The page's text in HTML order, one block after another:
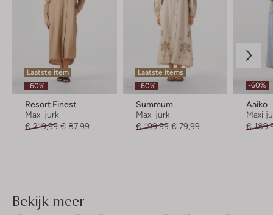
Laatste item
-60%
Resort Finest
Maxi jurk
€ 219,99 € 87,99
Laatste items
-60%
Summum
Maxi jurk
€ 199,99 € 79,99
-60%
Aaiko
Maxi
€
Bekijk meer